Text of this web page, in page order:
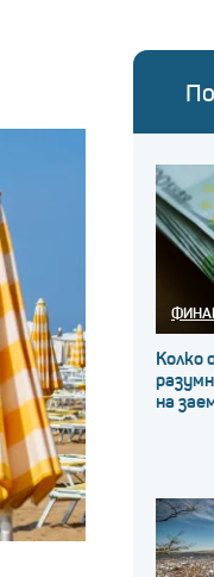
Колко
на